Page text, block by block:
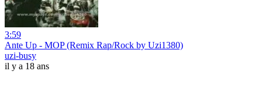
3:59
Ante Up - MOP (Remix Rap/Rock by Uzi1380)
uzi-busy
il y a 18 ans